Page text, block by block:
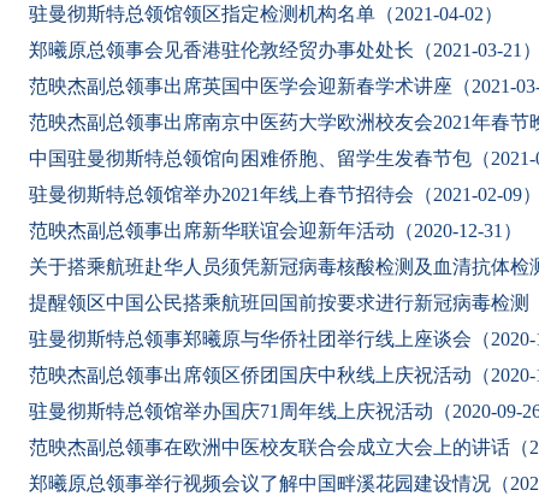
驻曼彻斯特总领馆领区指定检测机构名单（2021-04-02）
郑曦原总领事会见香港驻伦敦经贸办事处处长（2021-03-21
范映杰副总领事出席英国中医学会迎新春学术讲座（2021-
范映杰副总领事出席南京中医药大学欧洲校友会2021年春节
中国驻曼彻斯特总领馆向困难侨胞、留学生发春节包（2021-
驻曼彻斯特总领馆举办2021年线上春节招待会（2021-02-09
范映杰副总领事出席新华联谊会迎新年活动（2020-12-31）
关于搭乘航班赴华人员须凭新冠病毒核酸检测及血清抗体检
提醒领区中国公民搭乘航班回国前按要求进行新冠病毒检测
驻曼彻斯特总领事郑曦原与华侨社团举行线上座谈会（2020-
范映杰副总领事出席领区侨团国庆中秋线上庆祝活动（2020-
驻曼彻斯特总领馆举办国庆71周年线上庆祝活动（2020-09-
范映杰副总领事在欧洲中医校友联合会成立大会上的讲话（
郑曦原总领事举行视频会议了解中国畔溪花园建设情况（